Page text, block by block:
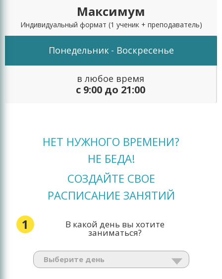
Максимум
Индивидуальный формат (1 ученик + преподаватель)
Понедельник - Воскресенье
в любое время
с 9:00 до 21:00
НЕТ НУЖНОГО ВРЕМЕНИ?
НЕ БЕДА!
СОЗДАЙТЕ СВОЕ
РАСПИСАНИЕ ЗАНЯТИЙ
1 В какой день вы хотите
заниматься?